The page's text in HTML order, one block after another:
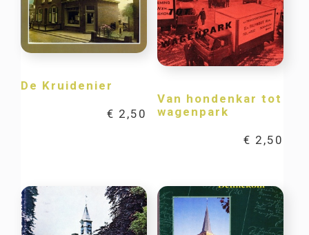
De Kruidenier
€ 2,50
Van hondenkar tot
wagenpark
€ 2,50